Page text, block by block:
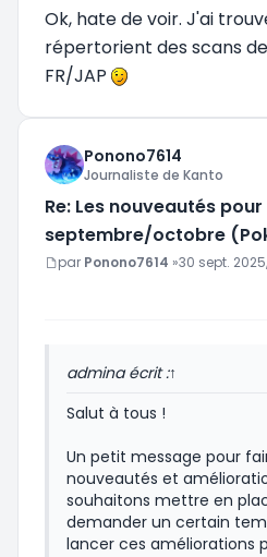
Ok, hate de voir. J'ai
répertorient des scans
FR/JAP
Ponono7614
Journaliste de Kanto
Re: Les nouveautés pour
septembre/octobre
Message
par Ponono7614 »30 sept.
admina écrit :↑
Salut à tous !
Un petit message pour
nouveautés et
souhaitons mettre en
demander un certain
lancer ces améliorations